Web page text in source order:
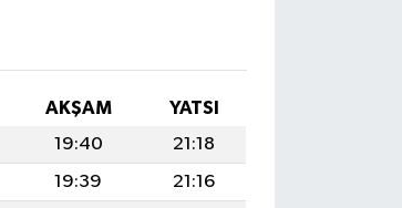
AKŞAM
YATSI
19:40
21:18
19:39
21:16